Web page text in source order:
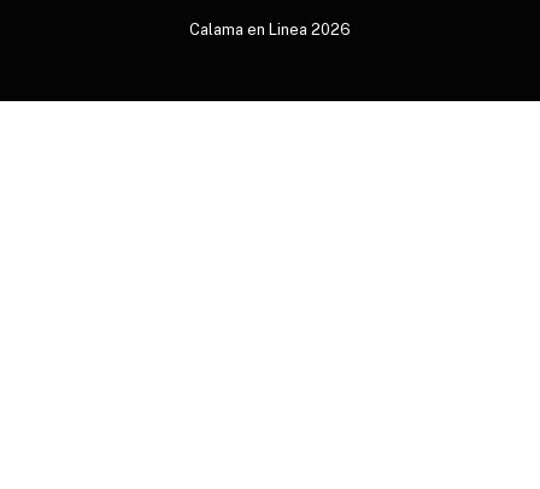
Calama en Linea 2026